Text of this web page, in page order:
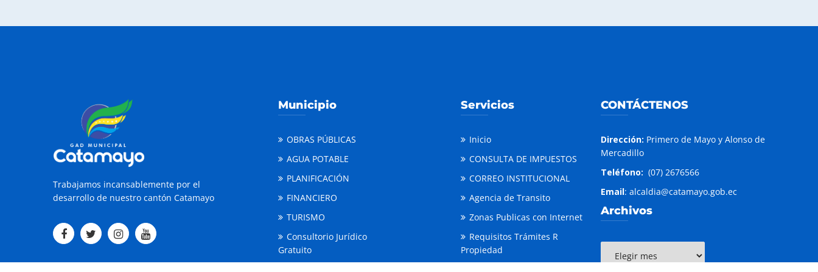
Trabajamos incansablemente por el
desarrollo de nuestro cantón Catamayo
Municipio
OBRAS PÚBLICAS
AGUA POTABLE
PLANIFICACIÓN
FINANCIERO
TURISMO
Consultorio Jurídico
Gratuito
Servicios
Inicio
CONSULTA DE IMPUESTOS
CORREO INSTITUCIONAL
Agencia de Transito
Zonas Publicas con Internet
Requisitos Trámites R
Propiedad
CONTÁCTENOS
Dirección: Primero de Mayo y Alonso de
Mercadillo
Teléfono: (07) 2676566
Email: alcaldia@catamayo.gob.ec
Archivos